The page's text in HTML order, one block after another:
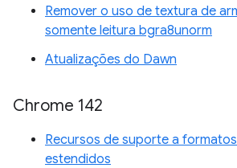
Remover o uso de textura de
somente leitura bgra8unorm
Atualizações do Dawn
Chrome 142
Recursos de suporte a
estendidos